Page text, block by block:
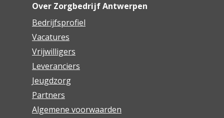
Over Zorgbedrijf Antwerpen
Bedrijfsprofiel
Vacatures
Vrijwilligers
Leveranciers
Jeugdzorg
Partners
Algemene voorwaarden